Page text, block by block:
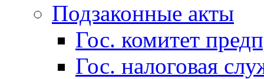
Подзаконные акты
Гос. комитет
Гос. налоговая